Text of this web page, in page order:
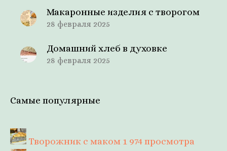
Макаронные изделия с творогом
28 февраля 2025
Домашний хлеб в духовке
28 февраля 2025
Самые популярные
Творожник с маком 1 974 просмотра